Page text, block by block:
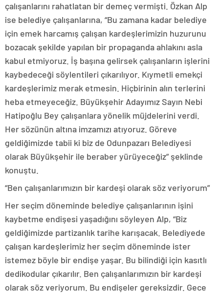
çalışanlarını rahatlatan bir demeç vermişti. Özkan Alp
ise belediye çalışanlarına, “Bu zamana kadar belediye
için emek harcamış çalışan kardeşlerimizin huzurunu
bozacak şekilde yapılan bir propaganda ahlakını asla
kabul etmiyoruz. İş başına gelirsek çalışanların işlerini
kaybedeceği söylentileri çıkarılıyor. Kıymetli emekçi
kardeşlerimiz merak etmesin. Hiçbirinin alın terlerini
heba etmeyeceğiz. Büyükşehir Adayımız Sayın Nebi
Hatipoğlu Bey çalışanlara yönelik müjdelerini verdi.
Her sözünün altına imzamızı atıyoruz. Göreve
geldiğimizde tabii ki biz de Odunpazarı Belediyesi
olarak Büyükşehir ile beraber yürüyeceğiz” şeklinde
konuştu.
“Ben çalışanlarımızın bir kardeşi olarak söz veriyorum”
Her seçim döneminde belediye çalışanlarının işini
kaybetme endişesi yaşadığını söyleyen Alp, “Biz
geldiğimizde partizanlık tarihe karışacak. Belediyede
çalışan kardeşlerimiz her seçim döneminde ister
istemez böyle bir endişe yaşar. Bu bilindiği için kasıtlı
dedikodular çıkarılır. Ben çalışanlarımızın bir kardeşi
olarak söz veriyorum. Bu endişeler gereksizdir. Gece